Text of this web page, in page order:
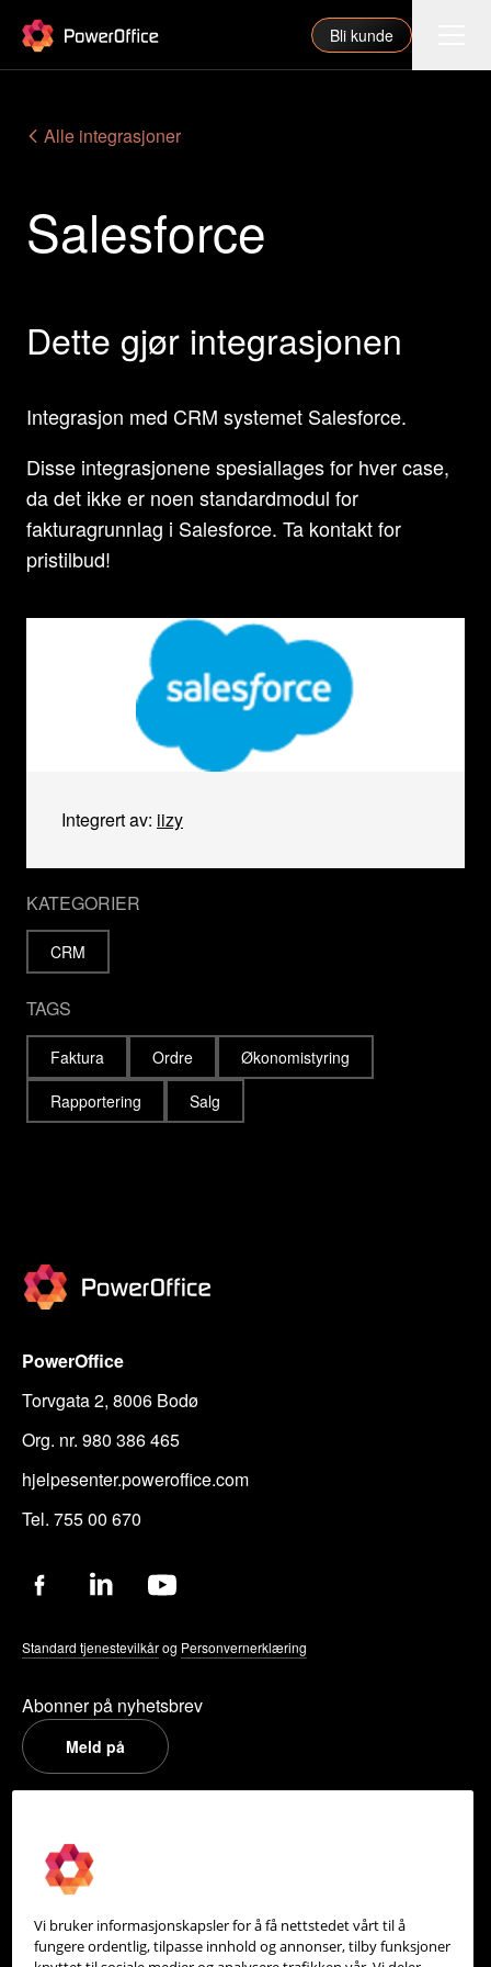
PowerOffice Bli kunde
Funksjoner
Priser
Våre partnere
Om oss
Support
Logg inn
Alle integrasjoner
Salesforce
Dette gjør integrasjonen
Integrasjon med CRM systemet Salesforce.
Disse integrasjonene spesiallages for hver case,
da det ikke er noen standardmodul for
fakturagrunnlag i Salesforce. Ta kontakt for
pristilbud!
Integrert av: iizy
KATEGORIER
CRM
TAGS
Faktura Ordre
Økonomistyring
Rapportering
Salg
PowerOffice
Torvgata 2, 8006 Bodø
Org. nr. 980 386 465
hjelpesenter.poweroffice.com
Tel. 755 00 670
Standard tjenestevilkårog Personvernerklæring
Abonner på nyhetsbrev
Meld på
Om oss
Partneroversikt
Integrasjoner
Vi bruker informasjonskapsler for å få nettstedet vårt til å
fungere ordentlig, tilpasse innhold og annonser, tilby funksjoner